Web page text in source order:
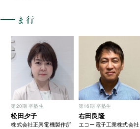
ま行
第20期 卒塾生
松田夕子
株式会社正興電機製作所
第16期 卒塾生
右田良隆
エコー電子工業株式会社